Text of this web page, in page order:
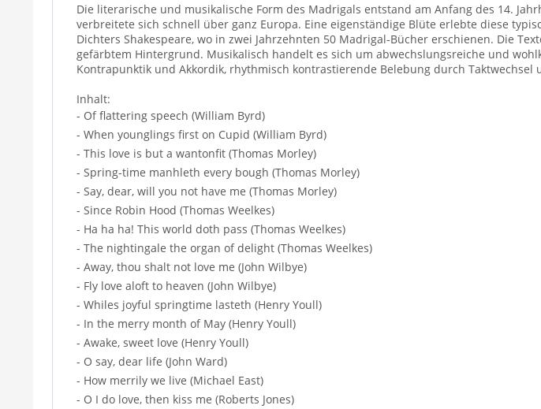
Die literarische und musikalische Form des Madrigals entstand am Anfang des 14.
verbreitete sich schnell über ganz Europa. Eine eigenständige Blüte erlebte diese
Dichters Shakespeare, wo in zwei Jahrzehnten 50 Madrigal-Bücher erschienen. Die
gefärbtem Hintergrund. Musikalisch handelt es sich um abwechslungsreiche und
Kontrapunktik und Akkordik, rhythmisch kontrastierende Belebung durch
Inhalt:
- Of flattering speech (William Byrd)
- When younglings first on Cupid (William Byrd)
- This love is but a wantonfit (Thomas Morley)
- Spring-time manhleth every bough (Thomas Morley)
- Say, dear, will you not have me (Thomas Morley)
- Since Robin Hood (Thomas Weelkes)
- Ha ha ha! This world doth pass (Thomas Weelkes)
- The nightingale the organ of delight (Thomas Weelkes)
- Away, thou shalt not love me (John Wilbye)
- Fly love aloft to heaven (John Wilbye)
- Whiles joyful springtime lasteth (Henry Youll)
- In the merry month of May (Henry Youll)
- Awake, sweet love (Henry Youll)
- O say, dear life (John Ward)
- How merrily we live (Michael East)
- O I do love, then kiss me (Roberts Jones)